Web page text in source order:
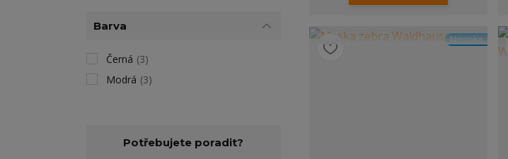
Novinka
Barva
Černá (3)
Modrá (3)
Potřebujete poradit?